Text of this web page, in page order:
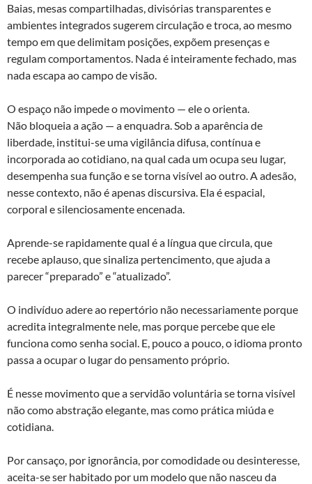
Baias, mesas compartilhadas, divisórias transparentes e
ambientes integrados sugerem circulação e troca, ao mesmo
tempo em que delimitam posições, expõem presenças e
regulam comportamentos. Nada é inteiramente fechado, mas
nada escapa ao campo de visão.
O espaço não impede o movimento — ele o orienta.
Não bloqueia a ação — a enquadra. Sob a aparência de
liberdade, institui-se uma vigilância difusa, contínua e
incorporada ao cotidiano, na qual cada um ocupa seu lugar,
desempenha sua função e se torna visível ao outro. A adesão,
nesse contexto, não é apenas discursiva. Ela é espacial,
corporal e silenciosamente encenada.
Aprende-se rapidamente qual é a língua que circula, que
recebe aplauso, que sinaliza pertencimento, que ajuda a
parecer “preparado” e “atualizado”.
O indivíduo adere ao repertório não necessariamente porque
acredita integralmente nele, mas porque percebe que ele
funciona como senha social. E, pouco a pouco, o idioma pronto
passa a ocupar o lugar do pensamento próprio.
É nesse movimento que a servidão voluntária se torna visível
não como abstração elegante, mas como prática miúda e
cotidiana.
Por cansaço, por ignorância, por comodidade ou desinteresse,
aceita-se ser habitado por um modelo que não nasceu da